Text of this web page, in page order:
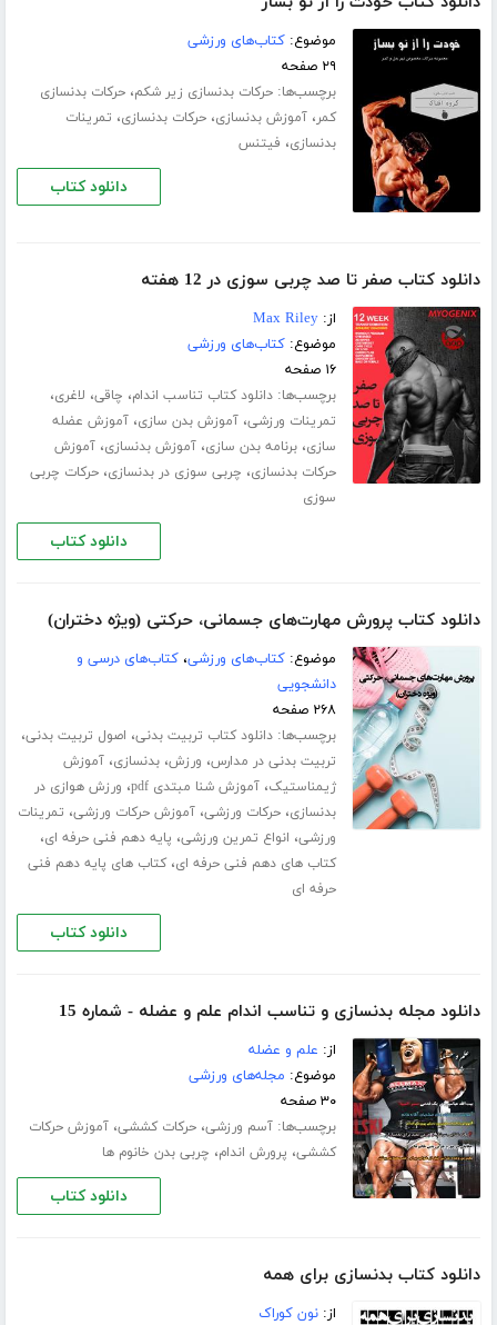
موضوع:کتاب‌های ورزشی
۲۹ صفحه
برچسب‌ها:حرکات بدنسازی زیر شکم،حرکات بدنسازی
کمر،آموزش بدنسازی،حرکات بدنسازی، تمرینات
بدنسازی، فیتنس
دانلود کتاب
دانلود کتاب صفر تا صد چربی سوزی در 12 هفته
از:Max Riley
موضوع:کتاب‌های ورزشی
۱۶ صفحه
برچسب‌ها:دانلود کتاب تناسب اندام، چاقی، لاغری،
تمرینات ورزشی،آموزش بدن سازی،آموزش عضله
سازی،برنامه بدن سازی،آموزش بدنسازی،آموزش
حرکات بدنسازی، چربی سوزی در بدنسازی،حرکات چربی
سوزی
دانلود کتاب
دانلود کتاب پرورش مهارت‌های جسمانی، حرکتی (ویژه دختران)
موضوع:کتاب‌های ورزشی،کتاب‌های درسی و
دانشجویی
۲۶۸ صفحه
برچسب‌ها:دانلود کتاب تربیت بدنی، اصول تربیت بدنی،
تربیت بدنی در مدارس، ورزش،بدنسازی،آموزش
ژیمناستیک،آموزش شنا مبتدی pdf ، ورزش هوازی در
بدنسازی،حرکات ورزشی،آموزش حرکات ورزشی، تمرینات
ورزشی، انواع تمرین ورزشی، پایه دهم فنی حرفه ای،
کتاب های دهم فنی حرفه ای،کتاب های پایه دهم فنی
حرفه ای
دانلود کتاب
دانلود مجله بدنسازی و تناسب اندام علم و عضله - شماره 15
از: علم و عضله
موضوع: مجله‌های ورزشی
۳۰ صفحه
برچسب‌ها:آسم ورزشی،حرکات کششی،آموزش حرکات
کششی، پرورش اندام، چربی بدن خانوم ها
دانلود کتاب
دانلود کتاب بدنسازی برای همه
از:نون کوراک